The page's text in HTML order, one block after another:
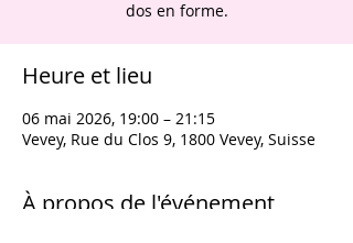
dos en forme.
Heure et lieu
06 mai 2026, 19:00 – 21:15
Vevey, Rue du Clos 9, 1800 Vevey, Suisse
À propos de l'événement